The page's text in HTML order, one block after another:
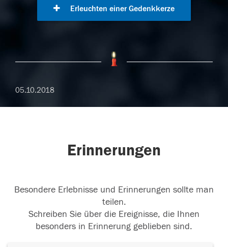
Erleuchten einer Gedenkkerze
05.10.2018
Erinnerungen
Besondere Erlebnisse und Erinnerungen sollte man
teilen.
Schreiben Sie über die Ereignisse, die Ihnen
besonders in Erinnerung geblieben sind.